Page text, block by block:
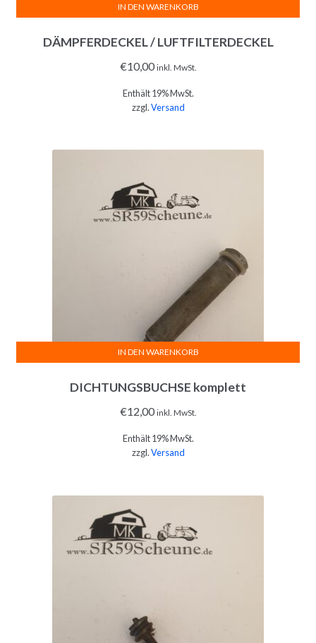
DÄMPFERDECKEL / LUFTFILTERDECKEL
€10,00 inkl. MwSt.
Enthält 19% MwSt.
zzgl.Versand
IN DEN WARENKORB
DICHTUNGSBUCHSE komplett
€12,00 inkl. MwSt.
Enthält 19% MwSt.
zzgl.Versand
IN DEN WARENKORB